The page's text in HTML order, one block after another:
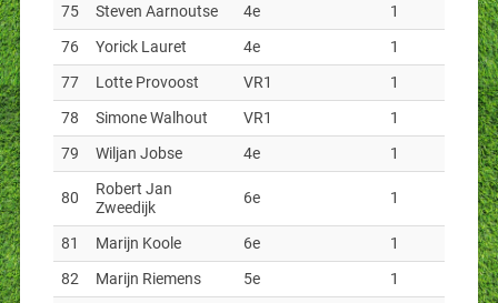
75
Steven Aarnoutse 4e
1
76
Yorick Lauret 4e
1
77
Lotte Provoost VR1
1
78
Simone Walhout VR1
1
79
Wiljan Jobse 4e 1
80
Robert Jan
Zweedijk
6e 1
81 Marijn Koole 6e
1
82
Marijn Riemens 5e
1